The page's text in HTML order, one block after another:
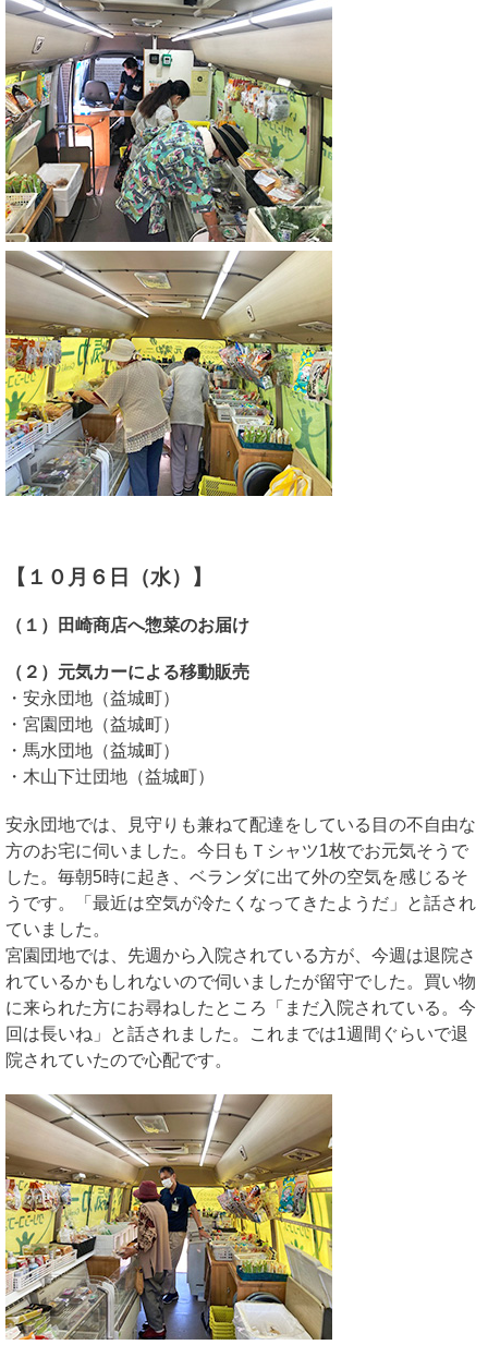
【１０月６日（水）】
（１）田崎商店へ惣菜のお届け
（２）元気カーによる移動販売
・安永団地（益城町）
・宮園団地（益城町）
・馬水団地（益城町）
・木山下辻団地（益城町）
安永団地では、見守りも兼ねて配達をしている目の不自由な
方のお宅に伺いました。今日もＴシャツ1枚でお元気そうで
した。毎朝5時に起き、ベランダに出て外の空気を感じるそ
うです。「最近は空気が冷たくなってきたようだ」と話され
ていました。
宮園団地では、先週から入院されている方が、今週は退院さ
れているかもしれないので伺いましたが留守でした。買い物
に来られた方にお尋ねしたところ「まだ入院されている。今
回は長いね」と話されました。これまでは1週間ぐらいで退
院されていたので心配です。